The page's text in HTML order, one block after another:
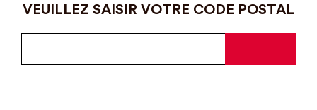
VEUILLEZ SAISIR VOTRE CODE POSTAL